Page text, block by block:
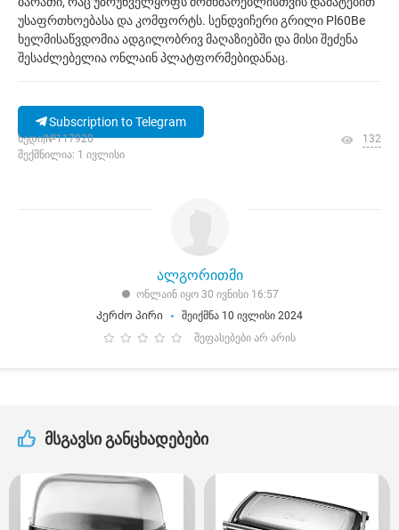
უსაფრთხოებასა და კომფორტს. სენდვიჩერი გრილი Pl60Be
ხელმისაწვდომია ადგილობრივ მაღაზიებში და მისი შეძენა
შესაძლებელია ონლაინ პლატფორმებიდანაც.
Subscription to Telegram
ხედი|№117920
შექმნილია: 1 ივლისი
132
ალგორითმი
ონლაინ იყო 30 ივნისი 16:57
Კერძო პირი
შეიქმნა 10 ივლისი 2024
შეფასებები არ არის
მსგავსი განცხადებები